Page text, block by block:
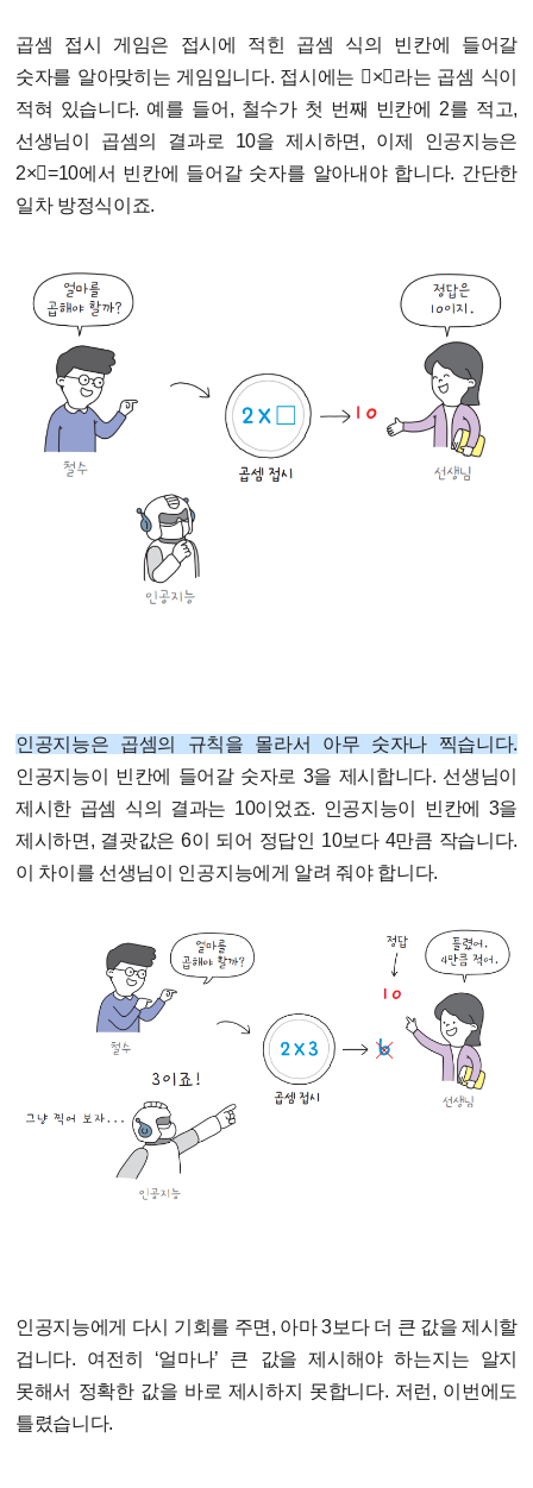
곱셈 접시 게임은 접시에 적힌 곱셈 식의 빈칸에 들어갈
숫자를 알아맞히는 게임입니다. 접시에는 ×라는 곱셈 식이
적혀 있습니다. 예를 들어, 철수가 첫 번째 빈칸에 2를 적고,
선생님이 곱셈의 결과로 10을 제시하면, 이제 인공지능은
2×=10에서 빈칸에 들어갈 숫자를 알아내야 합니다. 간단한
일차 방정식이죠.
인공지능은 곱셈의 규칙을 몰라서 아무 숫자나 찍습니다.
인공지능이 빈칸에 들어갈 숫자로 3을 제시합니다. 선생님이
제시한 곱셈 식의 결과는 10이었죠. 인공지능이 빈칸에 3을
제시하면, 결괏값은 6이 되어 정답인 10보다 4만큼 작습니다.
이 차이를 선생님이 인공지능에게 알려 줘야 합니다.
인공지능에게 다시 기회를 주면, 아마 3보다 더 큰 값을 제시할
겁니다. 여전히 ‘얼마나’ 큰 값을 제시해야 하는지는 알지
못해서 정확한 값을 바로 제시하지 못합니다. 저런, 이번에도
틀렸습니다.